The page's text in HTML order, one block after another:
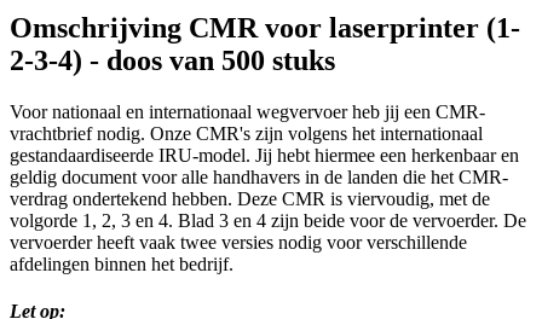
Omschrijving CMR voor laserprinter (1-
2-3-4) - doos van 500 stuks
Voor nationaal en internationaal wegvervoer heb jij een CMR-
vrachtbrief nodig. Onze CMR's zijn volgens het internationaal
gestandaardiseerde IRU-model. Jij hebt hiermee een herkenbaar en
geldig document voor alle handhavers in de landen die het CMR-
verdrag ondertekend hebben. Deze CMR is viervoudig, met de
volgorde 1, 2, 3 en 4. Blad 3 en 4 zijn beide voor de vervoerder. De
vervoerder heeft vaak twee versies nodig voor verschillende
afdelingen binnen het bedrijf.
Let op: